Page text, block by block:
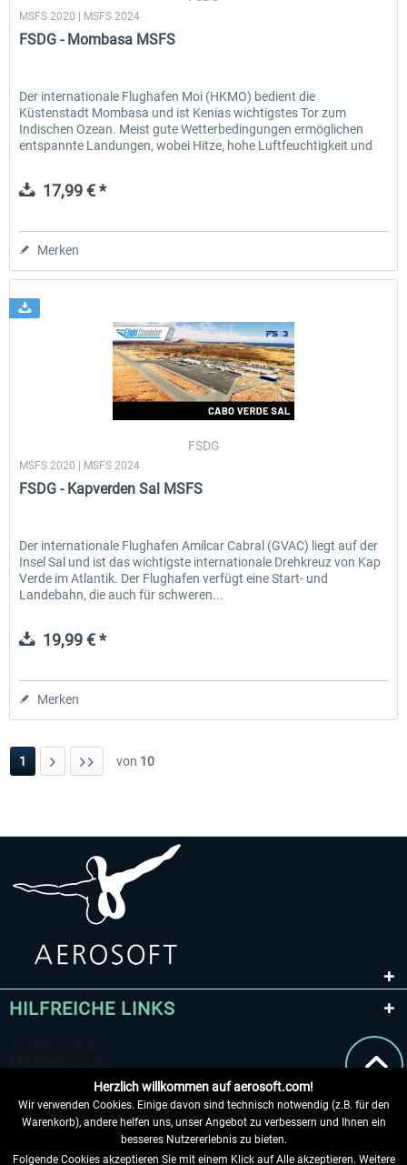
MSFS 2020 | MSFS 2024
FSDG - Mombasa MSFS
Der internationale Flughafen Moi (HKMO) bedient die
Küstenstadt Mombasa und ist Kenias wichtigstes Tor zum
Indischen Ozean. Meist gute Wetterbedingungen ermöglichen
entspannte Landungen, wobei Hitze, hohe Luftfeuchtigkeit und
17,99 € *
Merken
FSDG
MSFS 2020 | MSFS 2024
FSDG - Kapverden Sal MSFS
Der internationale Flughafen Amílcar Cabral (GVAC) liegt auf der
Insel Sal und ist das wichtigste internationale Drehkreuz von Kap
Verde im Atlantik. Der Flughafen verfügt eine Start- und
Landebahn, die auch für schweren...
19,99 € *
Merken
1 von 10
HILFREICHE LINKS
Herzlich willkommen auf aerosoft.com!
Wir verwenden Cookies. Einige davon sind technisch notwendig (z.B. für den
Warenkorb), andere helfen uns, unser Angebot zu verbessern und Ihnen ein
besseres Nutzererlebnis zu bieten.
Folgende Cookies akzeptieren Sie mit einem Klick auf Alle akzeptieren. Weitere